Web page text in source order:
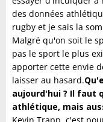
des données
rugby et je sais la
Malgré qu'on soit le
pas le sport le plus
apporter cette envie
laisser au hasard.
aujourd'hui ? Il faut
athlétique, mais
Kevin Trapp, c'est